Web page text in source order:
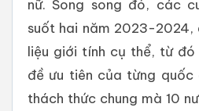
nữ. Song song đó, các
suốt hai năm 2023-2024,
liệu giới tính cụ thể, từ đó
đề ưu tiên của từng quốc
thách thức chung mà 10